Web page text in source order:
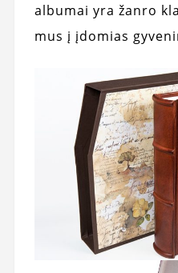
albumai yra žanro
mus į įdomias